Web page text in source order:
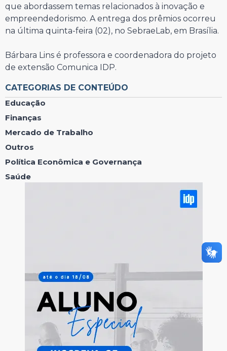
que abordassem temas relacionados à inovação e
empreendedorismo. A entrega dos prêmios ocorreu
na última quinta-feira (02), no SebraeLab, em Brasília.
Bárbara Lins é professora e coordenadora do projeto
de extensão Comunica IDP.
CATEGORIAS DE CONTEÚDO
Educação
Finanças
Mercado de Trabalho
Outros
Política Econômica e Governança
Saúde